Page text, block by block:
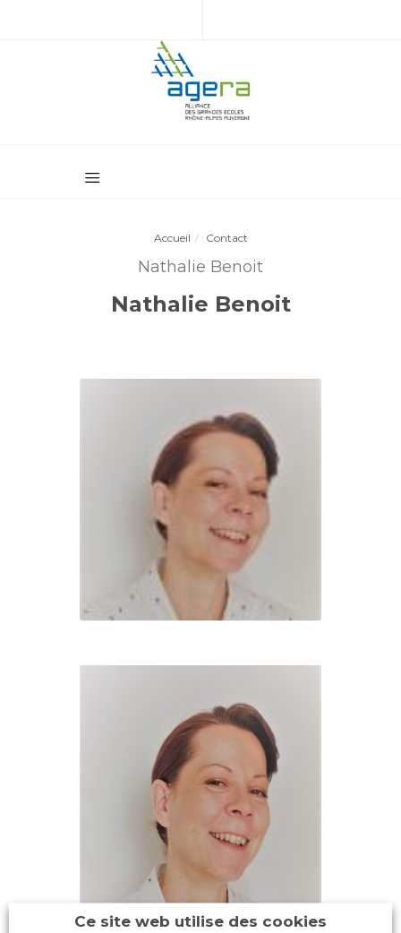
Accueil Contact
Nathalie Benoit
Nathalie Benoit
Ce site web utilise des cookies